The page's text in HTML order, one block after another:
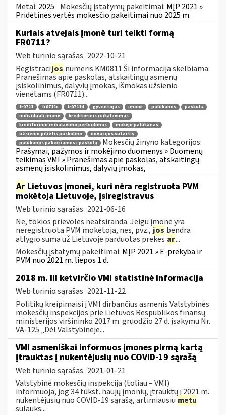
Metai: 2025 Mokesčių įstatymų pakeitimai: MĮP 2021 »
Pridėtinės vertės mokesčio pakeitimai nuo 2025 m.
Kuriais atvejais įmonė turi teikti formą
FR0711?
Web turinio sąrašas 2022-10-21
Registracijos numeris KM0811 Ši informacija skelbiama:
Pranešimas apie paskolas, atskaitingų asmenų
įsiskolinimus, dalyvių įmokas, išmokas užsienio
vienetams (FR0711)...
fr0711 fr0711c fr0711d gyventojas įmonė palūkanos
paskola
individuali įmonė
kreditorinis reikalavimas
kreditorinio reikalavimo perleidimas
mokėjo palūkanas
užsienio pilietis paskolino
novacijos sutartis
palūkanos pakeičiamos į paskolą
Mokesčių žinyno kategorijos:
Prašymai, pažymos ir mokėjimo duomenys » Duomenų
teikimas VMI » Pranešimas apie paskolas, atskaitingų
asmenų įsiskolinimus, dalyvių įmokas,
Ar Lietuvos įmonei, kuri nėra registruota PVM
mokėtoja Lietuvoje, įsiregistravus
Web turinio sąrašas 2021-06-16
Ne, tokios prievolės neatsiranda. Jeigu įmonė yra
neregistruota PVM mokėtoja, nes, pvz., jos bendra
atlygio suma už Lietuvoje parduotas prekes ar...
Mokesčių įstatymų pakeitimai: MĮP 2021 » E-prekyba ir
PVM nuo 2021 m. liepos 1 d.
2018 m. III ketvirčio VMI statistinė informacija
Web turinio sąrašas 2021-11-22
Politikų kreipimaisi į VMI dirbančius asmenis Valstybinės
mokesčių inspekcijos prie Lietuvos Respublikos finansų
ministerijos viršininko 2017 m. gruodžio 27 d. įsakymu Nr.
VA-125 „Dėl Valstybinėje...
VMI asmeniškai informuos įmones pirmą kartą
įtrauktas į nukentėjusių nuo COVID-19 sąrašą
Web turinio sąrašas 2021-01-21
Valstybinė mokesčių inspekcija (toliau – VMI)
informuoja, jog 34 tūkst. naujų įmonių, įtrauktų į 2021 m.
nukentėjusių nuo COVID-19 sąrašą, artimiausiu metu
sulauks...